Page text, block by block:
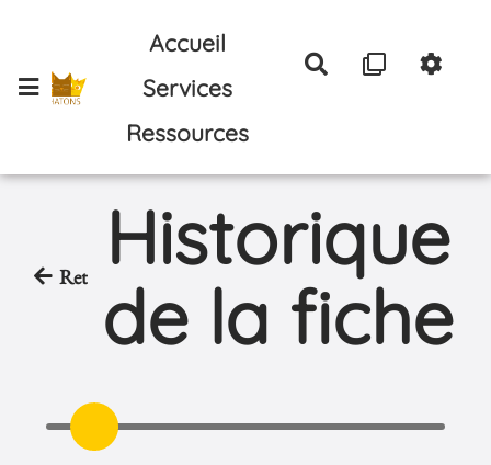
Aller au contenu principal
Accueil
Services
Ressources
Rechercher
Retour Historique
de la fiche